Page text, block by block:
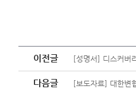
이전글 [성명서] 디스커버
다음글 [보도자료] 대한변